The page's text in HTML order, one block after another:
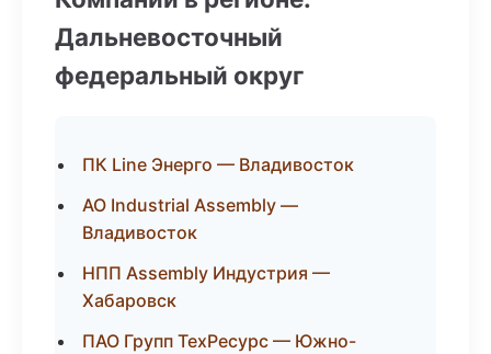
Дальневосточный
федеральный округ
ПК Line Энерго — Владивосток
АО Industrial Assembly —
Владивосток
НПП Assembly Индустрия —
Хабаровск
ПАО Групп ТехРесурс — Южно-